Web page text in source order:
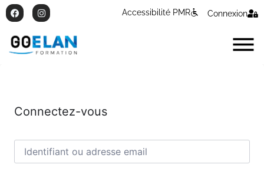
Accessibilité PMR Connexion
Connectez-vous